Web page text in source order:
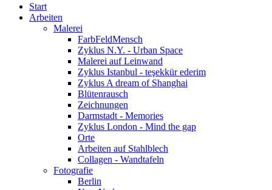
Start
Arbeiten
Malerei
FarbFeldMensch
Zyklus N.Y. - Urban Space
Malerei auf Leinwand
Zyklus Istanbul - teşekkür ederim
Zyklus A dream of Shanghai
Blütenrausch
Zeichnungen
Darmstadt - Memories
Zyklus London - Mind the gap
Orte
Arbeiten auf Stahlblech
Collagen - Wandtafeln
Fotografie
Berlin